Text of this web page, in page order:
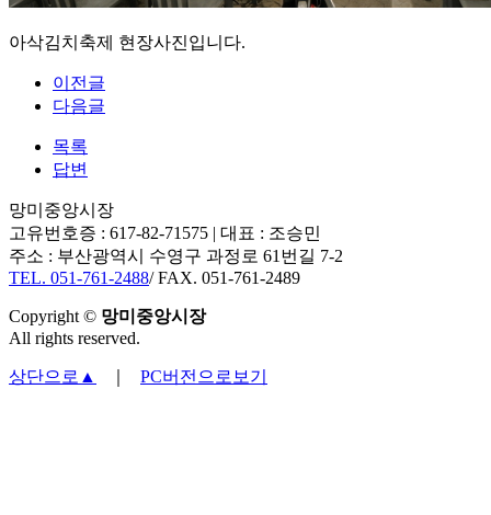
아삭김치축제 현장사진입니다.
이전글
다음글
목록
답변
망미중앙시장
고유번호증 : 617-82-71575 | 대표 : 조승민
주소 : 부산광역시 수영구 과정로 61번길 7-2​
TEL. 051-761-2488/ FAX. 051-761-2489
Copyright © 망미중앙시장
All rights reserved.
상단으로▲ PC버전으로보기